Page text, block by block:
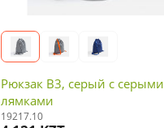
Рюкзак B3, серый с серыми
лямками
19217.10